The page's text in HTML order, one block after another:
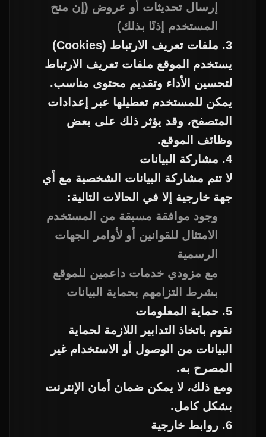
إرسال تحديثات أو عروض (إن منح
المستخدم إذنًا بذلك)
3. ملفات تعريف الارتباط (Cookies)
يستخدم الموقع ملفات تعريف الارتباط
لتحسين الأداء وتقديم محتوى مناسب.
يمكن للمستخدم تعطيلها عبر إعدادات
المتصفح، وقد يؤثر ذلك على بعض
وظائف الموقع.
4. مشاركة البيانات
لا تتم مشاركة البيانات الشخصية مع أي
جهة خارجية إلا في الحالات التالية:
وجود موافقة مسبقة من المستخدم
الامتثال للقوانين أو لأوامر الجهات
الرسمية
مع مزودي خدمات داعمين للموقع
بشرط التزامهم بحماية البيانات
5. حماية المعلومات
نقوم باتخاذ التدابير اللازمة لحماية
البيانات من الوصول أو الاستخدام غير
المصرح به.
ومع ذلك، لا يمكن ضمان أمان الإنترنت
بشكل كامل.
6. روابط خارجية